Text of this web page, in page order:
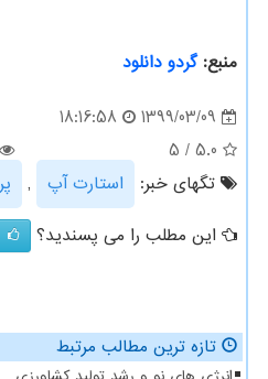
منبع:گردو دانلود
1399/03/09
18:16:58
5.0
/
5
تگهای خبر:
استارت آپ ,
این مطلب را می پسندید؟
تازه ترین مطالب مرتبط